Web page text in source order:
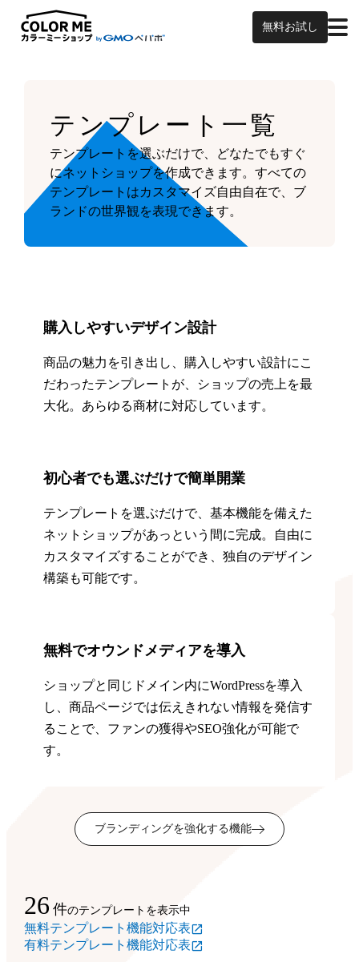
無料お試し
テンプレート一覧
テンプレートを選ぶだけで、どなたでもすぐ
にネットショップを作成できます。すべての
テンプレートはカスタマイズ自由自在で、ブ
ランドの世界観を表現できます。
購入しやすいデザイン設計
商品の魅力を引き出し、購入しやすい設計にこ
だわったテンプレートが、ショップの売上を最
大化。あらゆる商材に対応しています。
初心者でも選ぶだけで簡単開業
テンプレートを選ぶだけで、基本機能を備えた
ネットショップがあっという間に完成。自由に
カスタマイズすることができ、独自のデザイン
構築も可能です。
無料でオウンドメディアを導入
ショップと同じドメイン内にWordPressを導入
し、商品ページでは伝えきれない情報を発信す
ることで、ファンの獲得やSEO強化が可能で
す。
ブランディングを強化する機能
26 件のテンプレートを表示中
無料テンプレート機能対応表
有料テンプレート機能対応表